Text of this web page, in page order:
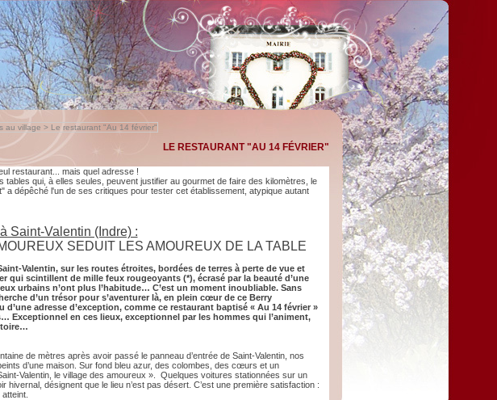
au village > Le restaurant "Au 14 février"
LE RESTAURANT "AU 14 FÉVRIER"
restaurant... mais quel adresse !
tables qui, à elles seules, peuvent justifier au gourmet de faire des kilomètres, le
a dépêché l'un de ses critiques pour tester cet établissement, atypique autant
Saint-Valentin (Indre) :
SEDUIT LES AMOUREUX DE LA TABLE
Valentin, sur les routes étroites, bordées de terres à perte de vue et
qui scintillent de mille feux rougeoyants (*), écrasé par la beauté d’une
urbains n’ont plus l’habitude… C’est un moment inoubliable. Sans
d’un trésor pour s’aventurer là, en plein cœur de ce Berry
d’une adresse d’exception, comme ce restaurant baptisé « Au 14 février »
Exceptionnel en ces lieux, exceptionnel par les hommes qui l’animent,
de mètres après avoir passé le panneau d’entrée de Saint-Valentin, nos
d’une maison. Sur fond bleu azur, des colombes, des cœurs et un
Valentin, le village des amoureux ». Quelques voitures stationnées sur un
hivernal, désignent que le lieu n’est pas désert. C’est une première satisfaction :